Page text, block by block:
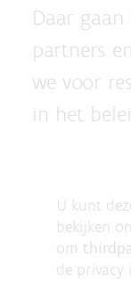
Daar
partners
we voor
in het
U kunt
bekijken
om
de privacy